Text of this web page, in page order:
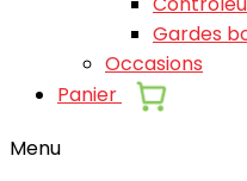
Gardes
Occasions
Panier
Menu